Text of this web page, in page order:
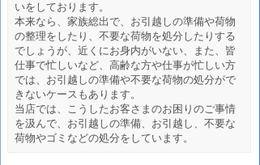
いをしております。
本来なら、家族総出で、お引越しの準備や荷物
の整理をしたり、不要な荷物を処分したりする
でしょうが、近くにお身内がいない、また、皆
仕事で忙しいなど、高齢な方や仕事が忙しい方
では、お引越しの準備や不要な荷物の処分がで
きないケースもあります。
当店では、こうしたお客さまのお困りのご事情
を汲んで、お引越しの準備、お引越し、不要な
荷物やゴミなどの処分をしています。